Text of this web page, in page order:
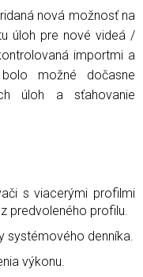
nová možnosť na
úloh pre nové videá /
importmi a
možné dočasne
úloh a sťahovanie
s viacerými profilmi
predvoleného profilu.
systémového denníka.
výkonu.